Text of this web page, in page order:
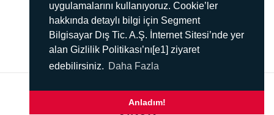
uygulamalarını kullanıyoruz. Cookie’ler
hakkında detaylı bilgi için Segment
Bilgisayar Dış Tic. A.Ş. İnternet Sitesi’nde yer
alan Gizlilik Politikası’nı[e1] ziyaret
edebilirsiniz. Daha Fazla
Anladım!
444 78 99
info@segment.com.tr
2017 ©SEGMENTTüm hakları saklıdır.